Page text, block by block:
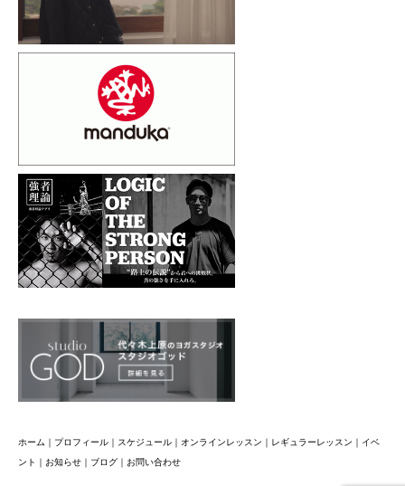
ホーム ｜ プロフィール ｜ スケジュール ｜ オンラインレッスン ｜ レギュラーレッスン ｜ イベ
ント ｜ お知らせ ｜ ブログ ｜ お問い合わせ